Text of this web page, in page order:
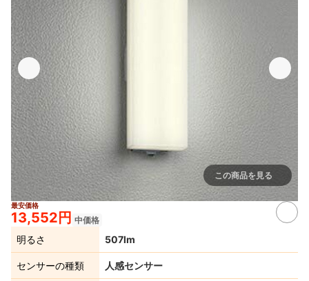
この商品を見る
出典：
最安価格
13,552円 中価格
明るさ 507lm
センサーの種類 人感センサー